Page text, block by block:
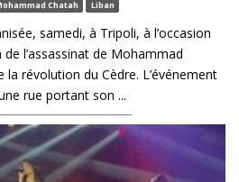
Chatah Liban
samedi, à Tripoli, à l’occasion
l’assassinat de Mohammad
révolution du Cèdre. L’événement
rue portant son ...